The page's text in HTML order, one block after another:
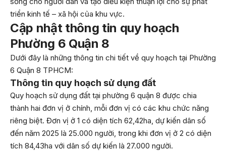
triển kinh tế – xã hội của khu vực.
Cập nhật thông tin quy hoạch
Phường 6 Quận 8
Dưới đây là những thông tin chi tiết về quy hoạch tại Phường
6 Quận 8 TPHCM:
Thông tin quy hoạch sử dụng đất
Quy hoạch sử dụng đất tại phường 6 quận 8 được chia
thành hai đơn vị ở chính, mỗi đơn vị có các khu chức năng
riêng biệt. Đơn vị ở 1 có diện tích 62,42ha, dự kiến dân số
đến năm 2025 là 25.000 người, trong khi đơn vị ở 2 có diện
tích 84,43ha với dân số dự kiến là 27.000 người.